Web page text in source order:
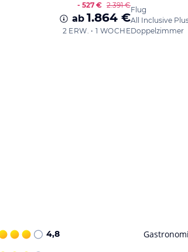
- 527 € 2.391 €
ab 1.864 €
2 ERW. • 1 WOCHE
Flug
All Inclusive
Doppelzimmer
4,8